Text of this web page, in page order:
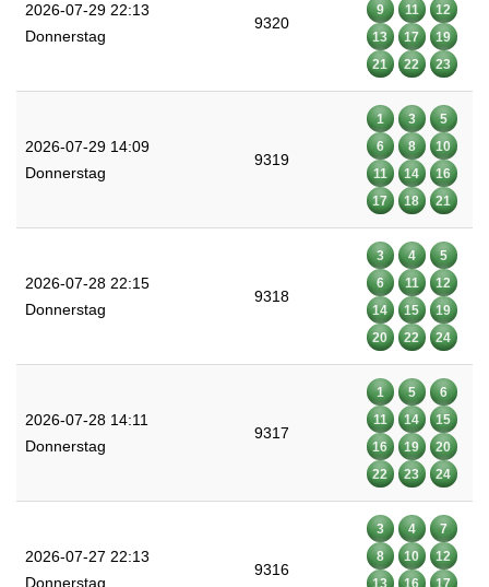
2026-07-29 22:13
Donnerstag
9320
9
11
12
13
17
19
21
22 23
2026-07-29 14:09
Donnerstag
9319
1 3
5
6
8
10
11
14
16
17
18 21
2026-07-28 22:15
Donnerstag
9318
3 4
5
6
11
12
14
15
19
20
22 24
2026-07-28 14:11
Donnerstag
9317
1 5
6
11
14
15
16
19
20
22
23 24
2026-07-27 22:13
Donnerstag
9316
3 4
7
8
10
12
13
16 17